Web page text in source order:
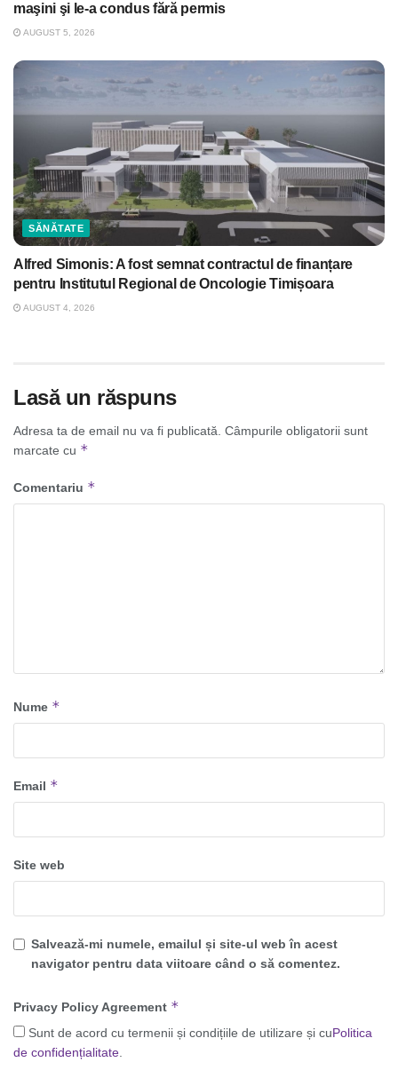
maşini şi le-a condus fără permis
AUGUST 5, 2026
SĂNĂTATE
Alfred Simonis: A fost semnat contractul de finanțare
pentru Institutul Regional de Oncologie Timișoara
AUGUST 4, 2026
Lasă un răspuns
Adresa ta de email nu va fi publicată. Câmpurile obligatorii sunt
marcate cu *
Comentariu *
Nume *
Email *
Site web
Salvează-mi numele, emailul și site-ul web în acest
navigator pentru data viitoare când o să comentez.
Privacy Policy Agreement *
Sunt de acord cu termenii și condițiile de utilizare și cuPolitica
de confidențialitate.